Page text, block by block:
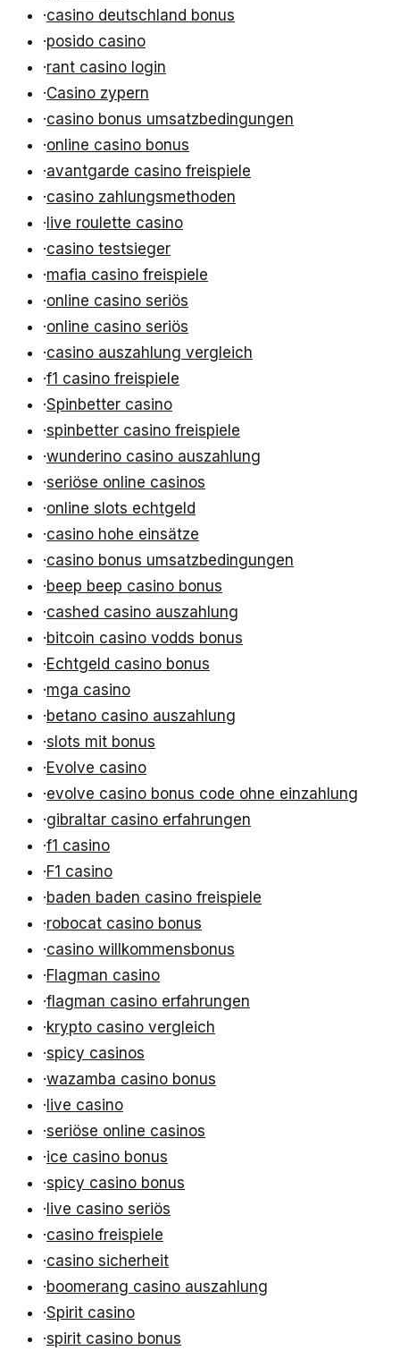
·casino deutschland bonus
·posido casino
·rant casino login
·Casino zypern
·casino bonus umsatzbedingungen
·online casino bonus
·avantgarde casino freispiele
·casino zahlungsmethoden
· live roulette casino
·casino testsieger
·mafia casino freispiele
·online casino seriös
·online casino seriös
·casino auszahlung vergleich
·f1 casino freispiele
·Spinbetter casino
·spinbetter casino freispiele
·wunderino casino auszahlung
·seriöse online casinos
·online slots echtgeld
·casino hohe einsätze
·casino bonus umsatzbedingungen
·beep beep casino bonus
·cashed casino auszahlung
·bitcoin casino vodds bonus
·Echtgeld casino bonus
·mga casino
·betano casino auszahlung
·slots mit bonus
·Evolve casino
·evolve casino bonus code ohne einzahlung
·gibraltar casino erfahrungen
·f1 casino
·F1 casino
·baden baden casino freispiele
·robocat casino bonus
·casino willkommensbonus
·Flagman casino
·flagman casino erfahrungen
·krypto casino vergleich
·spicy casinos
·wazamba casino bonus
· live casino
·seriöse online casinos
·ice casino bonus
·spicy casino bonus
· live casino seriös
·casino freispiele
·casino sicherheit
·boomerang casino auszahlung
·Spirit casino
·spirit casino bonus